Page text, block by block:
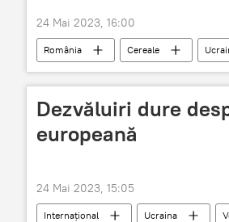
24 Mai 2023, 16:00
România Cereale
Dezvăluiri dure
europeană
24 Mai 2023, 15:05
Internațional Ucraina